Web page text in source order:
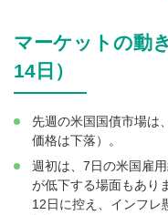
マーケットの動
14日）
先週の米国国債市場は
価格は下落）。
週初は、7日の米国雇
が低下する場面もあり
12日に控え、インフレ